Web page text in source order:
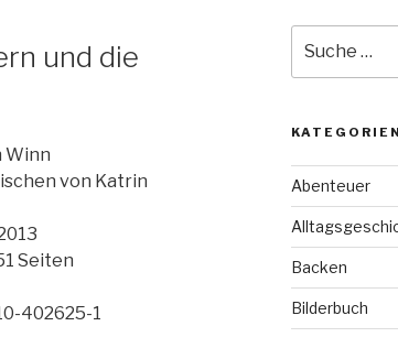
und die
Winn
von Katrin
Seiten
402625-1
nach:
KATEGORIEN
Abenteuer
Backen
Bilderbuch